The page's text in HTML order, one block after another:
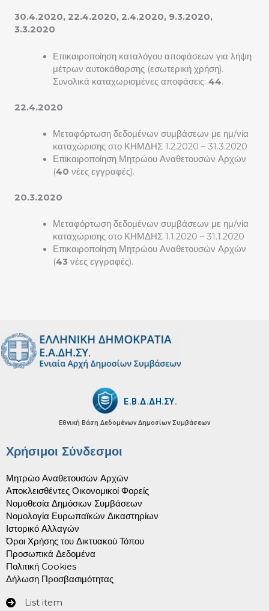
30.4.2020, 22.4.2020, 2.4.2020, 9.3.2020,
3.3.2020
Επικαιροποίηση καταλόγου αποφάσεων για λήψη
μέτρων αυτοκάθαρσης (εσωτερική χρήση).
Συνολικά καταχωρισμένες αποφάσεις: 44.
22.4.2020
Μεταφόρτωση δεδομένων συμβάσεων με ημ/νία
καταχώρισης στο ΚΗΜΔΗΣ 1.2.2020 – 31.3.2020
Επικαιροποίηση Μητρώου Αναθετουσών Αρχών
(40 νέες εγγραφές).
20.3.2020
Μεταφόρτωση δεδομένων συμβάσεων με ημ/νία
καταχώρισης στο ΚΗΜΔΗΣ 1.1.2020 – 31.1.2020
Επικαιροποίηση Μητρώου Αναθετουσών Αρχών
(43νέες εγγραφές).
Ε.Β.Δ.ΔΗ.ΣΥ.
Εθνική Βάση Δεδομένων Δημοσίων Συμβάσεων
Χρήσιμοι Σύνδεσμοι
Μητρώο Αναθετουσών Αρχών
Αποκλεισθέντες Οικονομικοί Φορείς
Νομοθεσία Δημόσιων Συμβάσεων
Νομολογία Ευρωπαϊκών Δικαστηρίων
Ιστορικό Αλλαγών
Όροι Χρήσης του Δικτυακού Τόπου
Προσωπικά Δεδομένα
Πολιτική Cookies
Δήλωση Προσβασιμότητας
List item